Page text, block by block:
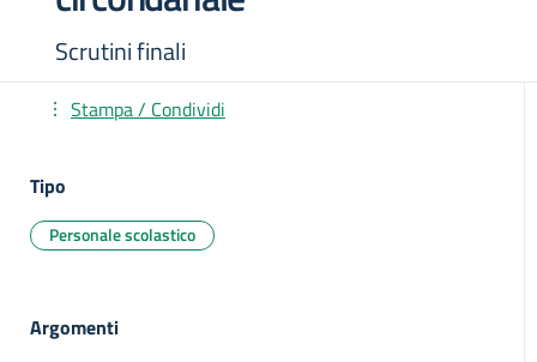
Scrutini finali
Stampa / Condividi
Tipo
Personale scolastico
Argomenti